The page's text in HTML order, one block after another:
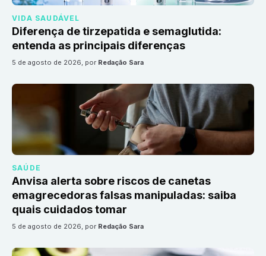
VIDA SAUDÁVEL
Diferença de tirzepatida e semaglutida:
entenda as principais diferenças
5 de agosto de 2026, por Redação Sara
SAÚDE
Anvisa alerta sobre riscos de canetas
emagrecedoras falsas manipuladas: saiba
quais cuidados tomar
5 de agosto de 2026, por Redação Sara